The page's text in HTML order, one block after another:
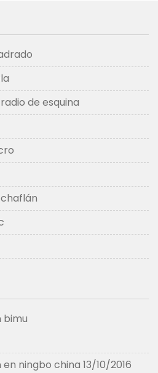
de esquina
bimu
ningbo china 13/10/2016